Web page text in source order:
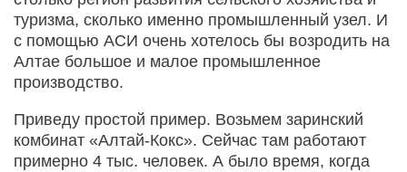
туризма, сколько именно промышленный узел. И
с помощью АСИ очень хотелось бы возродить на
Алтае большое и малое промышленное
производство.
Приведу простой пример. Возьмем заринский
комбинат «Алтай-Кокс». Сейчас там работают
примерно 4 тыс. человек. А было время, когда